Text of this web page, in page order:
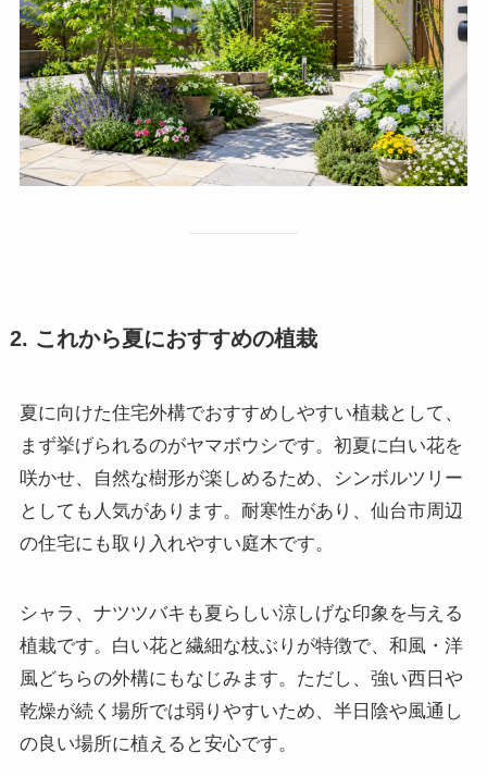
2. これから夏におすすめの植栽
夏に向けた住宅外構でおすすめしやすい植栽として、
まず挙げられるのがヤマボウシです。初夏に白い花を
咲かせ、自然な樹形が楽しめるため、シンボルツリー
としても人気があります。耐寒性があり、仙台市周辺
の住宅にも取り入れやすい庭木です。
シャラ、ナツツバキも夏らしい涼しげな印象を与える
植栽です。白い花と繊細な枝ぶりが特徴で、和風・洋
風どちらの外構にもなじみます。ただし、強い西日や
乾燥が続く場所では弱りやすいため、半日陰や風通し
の良い場所に植えると安心です。